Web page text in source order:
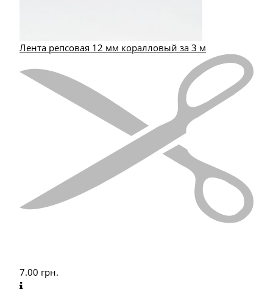
Лента репсовая 12 мм коралловый за 3 м
7.00 грн.